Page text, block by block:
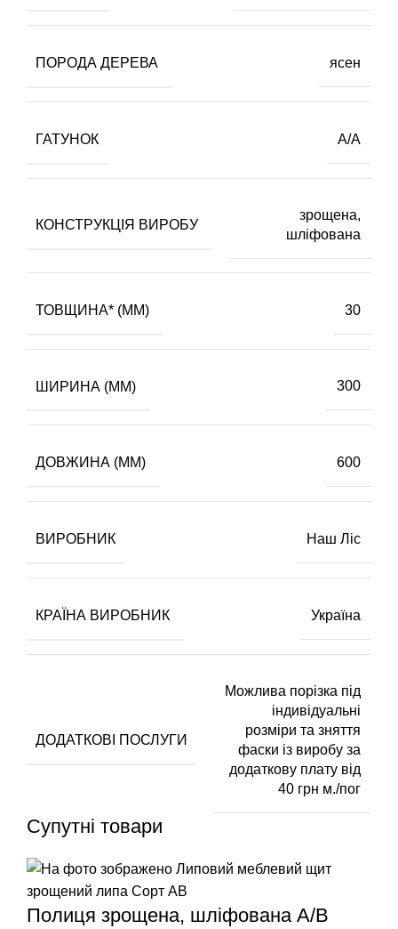
ПОРОДА ДЕРЕВА ясен
ГАТУНОК А/А
КОНСТРУКЦІЯ ВИРОБУ
зрощена,
шліфована
ТОВЩИНА* (ММ) 30
ШИРИНА (ММ) 300
ДОВЖИНА (ММ) 600
ВИРОБНИК Наш Ліс
КРАЇНА ВИРОБНИК Україна
ДОДАТКОВІ ПОСЛУГИ
Можлива порізка під
індивідуальні
розміри та зняття
фаски із виробу за
додаткову плату від
40 грн м./пог
Супутні товари
Полиця зрощена, шліфована А/В